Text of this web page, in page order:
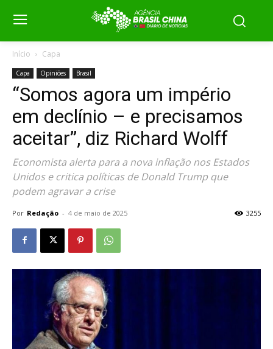
Início Capa
Capa Opiniões Brasil
“Somos agora um império
em declínio – e precisamos
aceitar”, diz Richard Wolff
Economista alerta para a nova inflação nos Estados
Unidos e critica políticas de Donald Trump que
podem agravar a crise
Por Redação - 4 de maio de 2025 3255